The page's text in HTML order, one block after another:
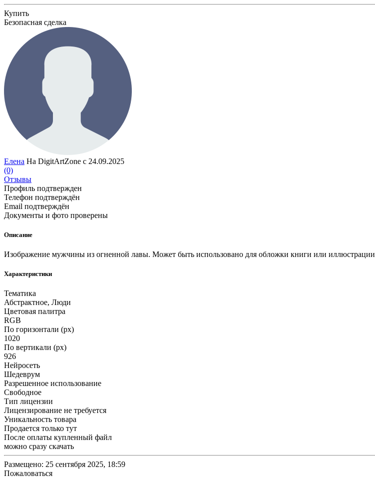
Купить
Безопасная сделка
Елена На DigitArtZone с 24.09.2025
(0)
Отзывы
Профиль подтвержден
Телефон подтверждён
Email подтверждён
Документы и фото проверены
Описание
Изображение мужчины из огненной лавы. Может быть использовано для обложки книги или иллюстрации
Характеристики
Тематика
Абстрактное, Люди
Цветовая палитра
RGB
По горизонтали (px)
1020
По вертикали (px)
926
Нейросеть
Шедеврум
Разрешенное использование
Свободное
Тип лицензии
Лицензирование не требуется
Уникальность товара
Продается только тут
После оплаты купленный файл
можно сразу скачать
Размещено: 25 сентября 2025, 18:59
Пожаловаться